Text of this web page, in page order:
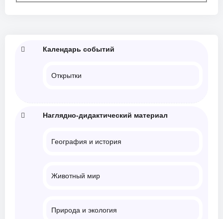
Календарь событий
Открытки
Наглядно-дидактический материал
География и история
Животный мир
Природа и экология